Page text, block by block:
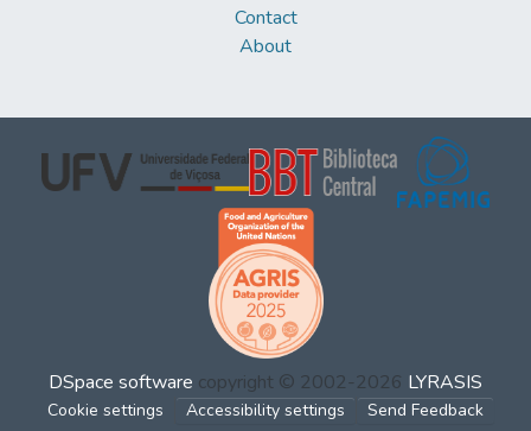
Contact
About
DSpace software copyright © 2002-2026 LYRASIS
Cookie settings Accessibility settings Send Feedback